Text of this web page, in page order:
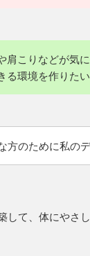
肩こりなどが気
る環境を作りたい
方のために私の
して、体にやさ